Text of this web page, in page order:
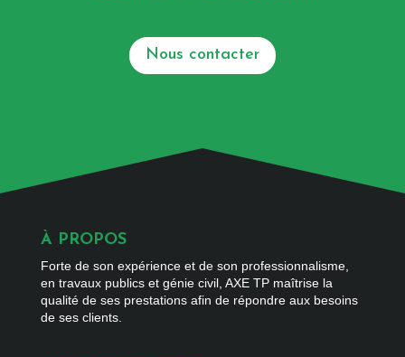
Nous contacter
À PROPOS
Forte de son expérience et de son professionnalisme,
en travaux publics et génie civil, AXE TPmaîtrise la
qualité de ses prestations afin de répondre aux besoins
de ses clients.